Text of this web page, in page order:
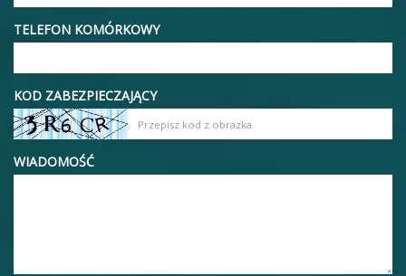
TELEFON KOMÓRKOWY
KOD ZABEZPIECZAJĄCY
WIADOMOŚĆ